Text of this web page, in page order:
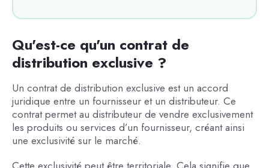
Qu'est-ce qu'un contrat de
distribution exclusive ?
Un contrat de distribution exclusive est un accord
juridique entre un fournisseur et un distributeur. Ce
contrat permet au distributeur de vendre exclusivement
les produits ou services d’un fournisseur, créant ainsi
une exclusivité sur le marché.